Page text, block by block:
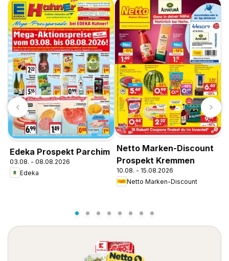
Edeka Prospekt Parchim
03.08. - 08.08.2026
Edeka
Netto Marken-Discount
Prospekt Kremmen
10.08. - 15.08.2026
Netto Marken-Discount